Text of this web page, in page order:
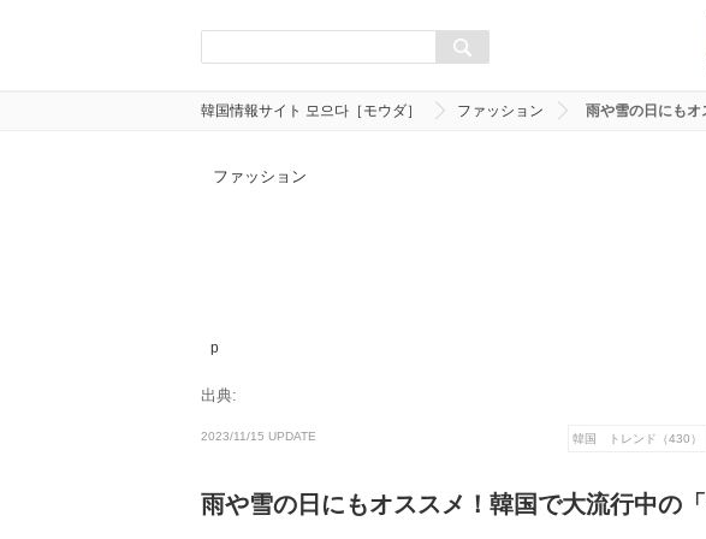
韓国情報サイト 모으다［モウダ］ ファッション 雨や雪の日にもオ
ファッション
p
出典:
2023/11/15 UPDATE 韓国 トレンド（430）
雨や雪の日にもオススメ！韓国で大流行中の